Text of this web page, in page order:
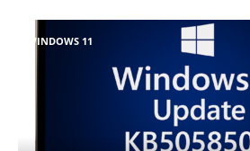
WINDOWS 11